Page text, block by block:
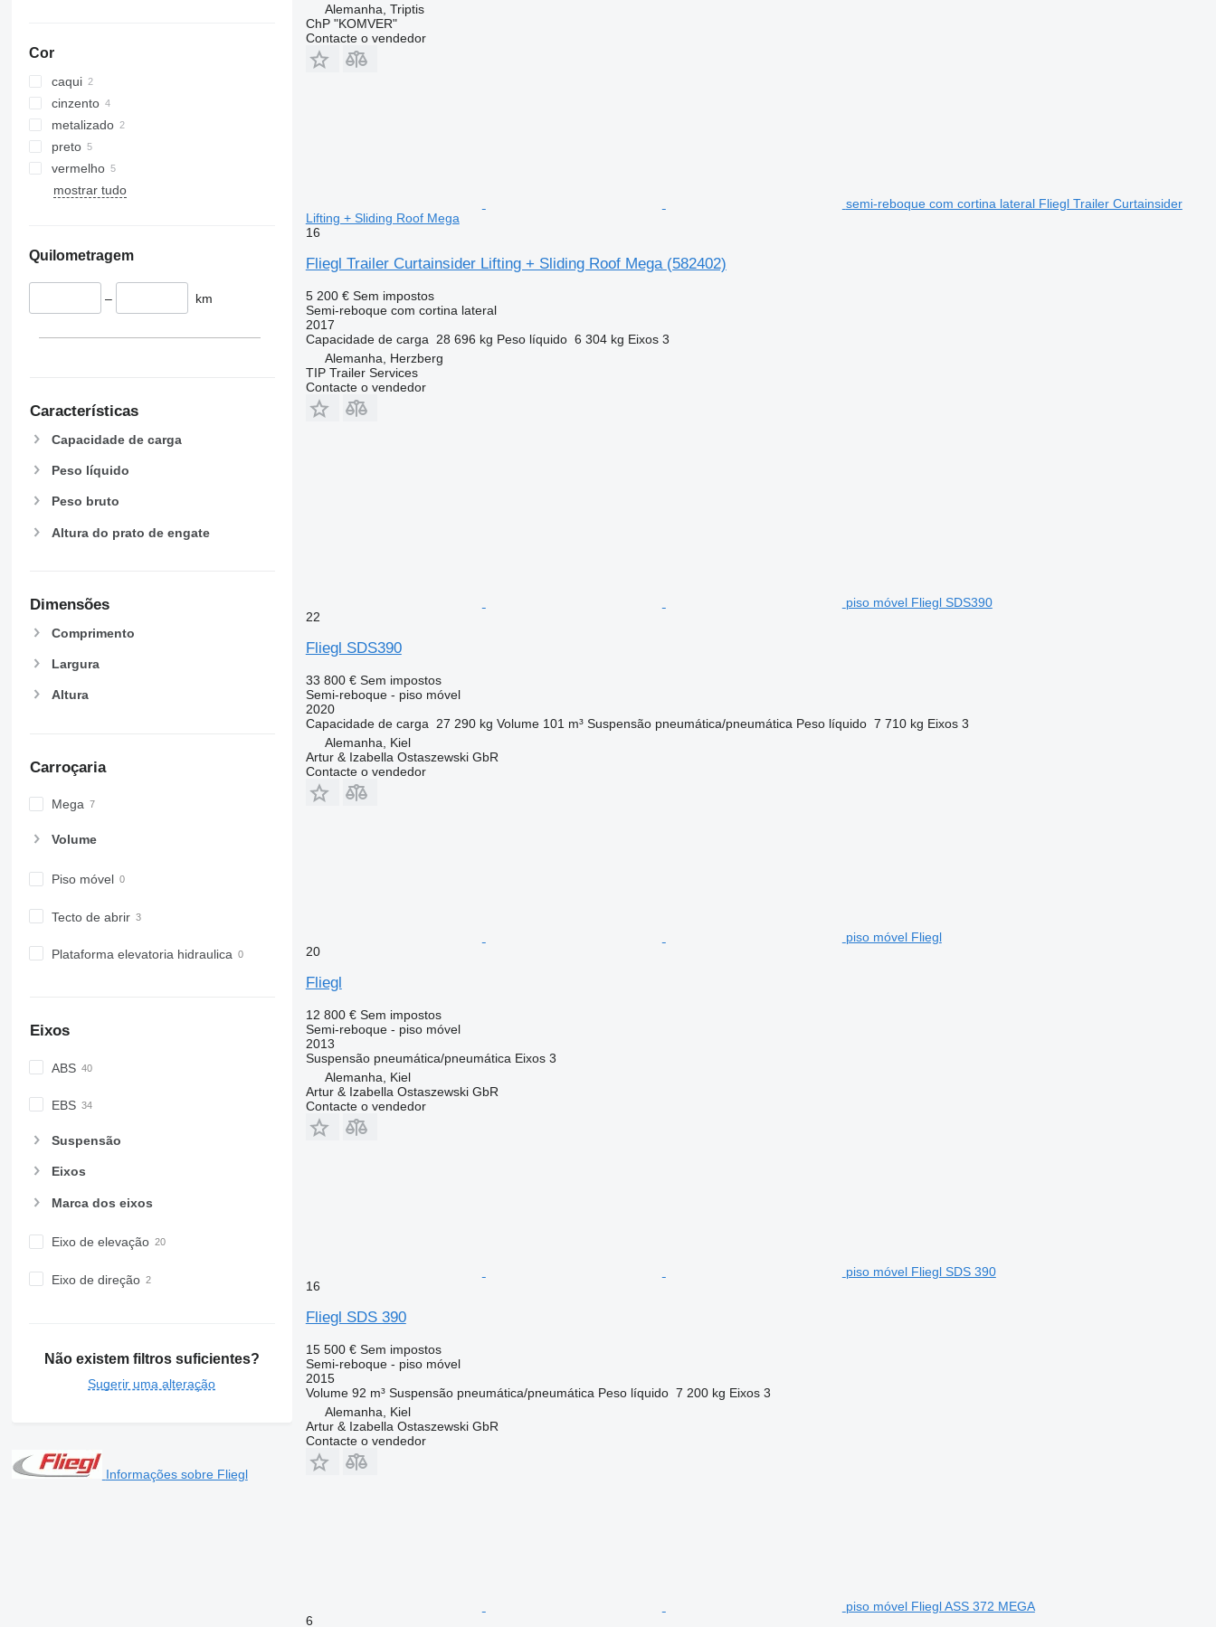
Cor
caqui
cinzento
metalizado
preto
vermelho
mostrar tudo
Quilometragem
– km
Características
Capacidade de carga
Peso líquido
Peso bruto
Altura do prato de engate
Dimensões
Comprimento
Largura
Altura
Carroçaria
Mega
Volume
Piso móvel
Tecto de abrir
Plataforma elevatoria hidraulica
Eixos
ABS
EBS
Suspensão
Eixos
Marca dos eixos
Eixo de elevação
Eixo de direção
Não existem filtros suficientes?
Sugerir uma alteração
Informações sobre Fliegl
Alemanha, Triptis
ChP "KOMVER"
Contacte o vendedor
semi-reboque com cortina lateral Fliegl Trailer Curtainsider
Lifting + Sliding Roof Mega
16
Fliegl Trailer Curtainsider Lifting + Sliding Roof Mega (582402)
5 200 € Sem impostos
Semi-reboque com cortina lateral
2017
Capacidade de carga
28 696 kg Peso líquido 6 304 kg Eixos 3
Alemanha, Herzberg
TIP Trailer Services
Contacte o vendedor
piso móvel Fliegl SDS390
22
Fliegl SDS390
33 800 € Sem impostos
Semi-reboque - piso móvel
2020
Capacidade de carga
27 290 kg Volume 101 m³ Suspensão pneumática/pneumática Peso líquido 7 710 kg Eixos 3
Alemanha, Kiel
Artur & Izabella Ostaszewski GbR
Contacte o vendedor
piso móvel Fliegl
20
Fliegl
12 800 € Sem impostos
Semi-reboque - piso móvel
2013
Suspensão pneumática/pneumática Eixos 3
Alemanha, Kiel
Artur & Izabella Ostaszewski GbR
Contacte o vendedor
piso móvel Fliegl SDS 390
16
Fliegl SDS 390
15 500 € Sem impostos
Semi-reboque - piso móvel
2015
Volume 92 m³ Suspensão pneumática/pneumática Peso líquido 7 200 kg Eixos 3
Alemanha, Kiel
Artur & Izabella Ostaszewski GbR
Contacte o vendedor
piso móvel Fliegl ASS 372 MEGA
6